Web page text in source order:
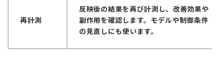
再計測
反映後の結果を再び計測し、改善効果や
副作用を確認します。モデルや制御条件
の見直しにも使います。